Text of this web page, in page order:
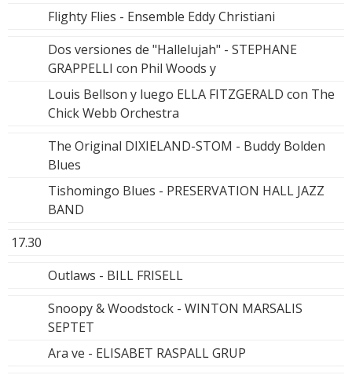
Flighty Flies - Ensemble Eddy Christiani
Dos versiones de "Hallelujah" - STEPHANE
GRAPPELLI con Phil Woods y
Louis Bellson y luego ELLA FITZGERALD con The
Chick Webb Orchestra
The Original DIXIELAND-STOM - Buddy Bolden
Blues
Tishomingo Blues - PRESERVATION HALL JAZZ
BAND
17.30
Outlaws - BILL FRISELL
Snoopy & Woodstock - WINTON MARSALIS
SEPTET
Ara ve - ELISABET RASPALL GRUP